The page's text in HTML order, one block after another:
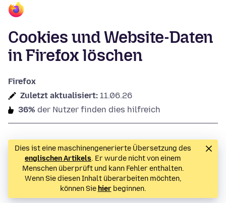
Cookies und Website-Daten
in Firefox löschen
Firefox
Zuletzt aktualisiert: 11.06.26
36% der Nutzer finden dies hilfreich
Dies ist eine maschinengenerierte Übersetzung des
englischen Artikels. Er wurde nicht von einem
Menschen überprüft und kann Fehler enthalten.
Wenn Sie diesen Inhalt überarbeiten möchten,
können Sie hierbeginnen.